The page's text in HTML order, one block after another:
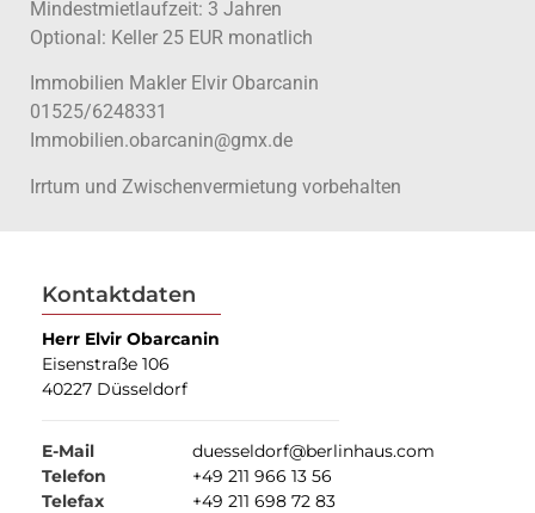
Mindestmietlaufzeit: 3 Jahren
Optional: Keller 25 EUR monatlich
Immobilien Makler Elvir Obarcanin
01525/6248331
Immobilien.obarcanin@gmx.de
Irrtum und Zwischenvermietung vorbehalten
Kontaktdaten
Herr Elvir Obarcanin
Eisenstraße 106
40227 Düsseldorf
E-Mail
duesseldorf@berlinhaus.com
Telefon
+49 211 966 13 56
Telefax
+49 211 698 72 83